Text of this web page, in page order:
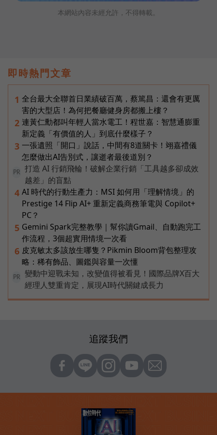
本網站內容未經允許，不得轉載。
即時熱門文章
1 全台最大全聯首日業績破百萬，蔡篤昌：還會有更厲
害的大型店！為何把餐廳健身房都搬上樓？
2 連黃仁勳都叫年輕人當水電工！程世嘉：智慧通膨重
新定義「有價值的人」到底什麼樣子？
3 一張遺照「開口」說話，中間有8道關卡！翊嘉禮儀
怎麼做出AI告別式，讓逝者最後道別？
PR
打造 AI 行銷飛輪！破解企業行銷「工具越多卻成效
越差」的盲點
4 AI 時代的行動生產力：MSI 如何用「理解情境」的
Prestige 14 Flip AI+ 重新定義商務筆電與 Copilot+
PC？
5 Gemini Spark完整教學｜幫你讀Gmail、自動跑完工
作流程，3個超實用情境一次看
6 皮克敏太多該放生哪隻？Pikmin Bloom背包整理攻
略：稀有飾品、圖鑑與容量一次懂
PR
變動中迎戰未知，改變值得被看見！國際品牌X百大
經理人雙重肯定，展現AI時代關鍵成長力
追蹤我們